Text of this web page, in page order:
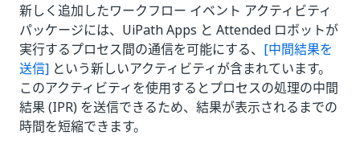
新しく追加したワークフロー イベント アクティビティ
パッケージには、UiPath Apps と Attended ロボットが
実行するプロセス間の通信を可能にする、 [中間結果を
送信] という新しいアクティビティが含まれています。
このアクティビティを使用するとプロセスの処理の中間
結果 (IPR) を送信できるため、結果が表示されるまでの
時間を短縮できます。